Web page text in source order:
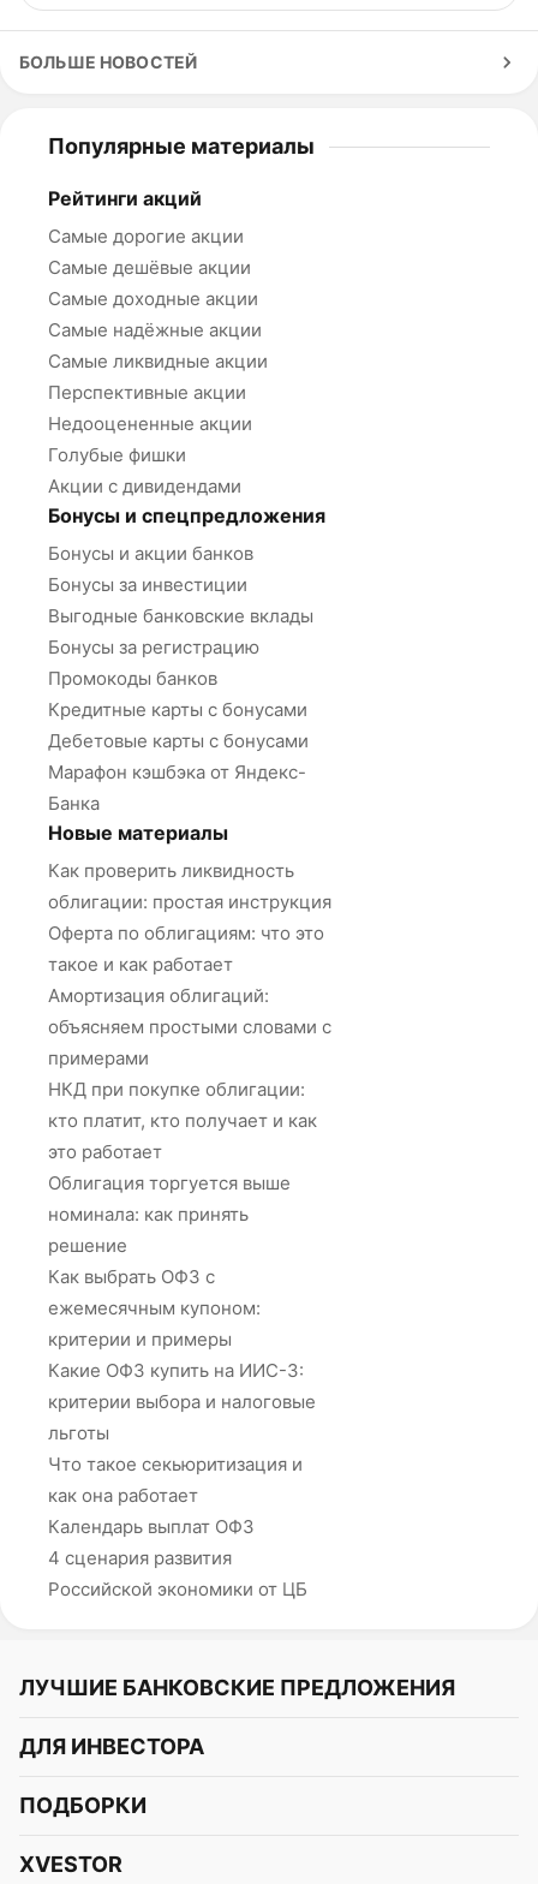
БОЛЬШЕ НОВОСТЕЙ
Популярные материалы
Рейтинги акций
Самые дорогие акции
Самые дешёвые акции
Самые доходные акции
Самые надёжные акции
Самые ликвидные акции
Перспективные акции
Недооцененные акции
Голубые фишки
Акции с дивидендами
Бонусы и спецпредложения
Бонусы и акции банков
Бонусы за инвестиции
Выгодные банковские вклады
Бонусы за регистрацию
Промокоды банков
Кредитные карты с бонусами
Дебетовые карты с бонусами
Марафон кэшбэка от Яндекс-
Банка
Новые материалы
Как проверить ликвидность
облигации: простая инструкция
Оферта по облигациям: что это
такое и как работает
Амортизация облигаций:
объясняем простыми словами с
примерами
НКД при покупке облигации:
кто платит, кто получает и как
это работает
Облигация торгуется выше
номинала: как принять
решение
Как выбрать ОФЗ с
ежемесячным купоном:
критерии и примеры
Какие ОФЗ купить на ИИС-3:
критерии выбора и налоговые
льготы
Что такое секьюритизация и
как она работает
Календарь выплат ОФЗ
4 сценария развития
Российской экономики от ЦБ
ЛУЧШИЕ БАНКОВСКИЕ ПРЕДЛОЖЕНИЯ
Альфа-Банк
СБЕР
Газпромбанк
ДЛЯ ИНВЕСТОРА
Курс акций
ПОДБОРКИ
Подборки акций
XVESTOR